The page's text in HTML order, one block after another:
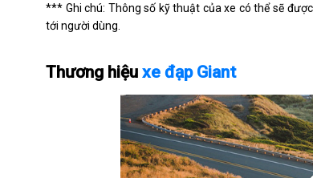
*** Ghi chú: Thông số kỹ thuật của xe có thể sẽ
tới người dùng.
Thương hiệu xe đạp Giant